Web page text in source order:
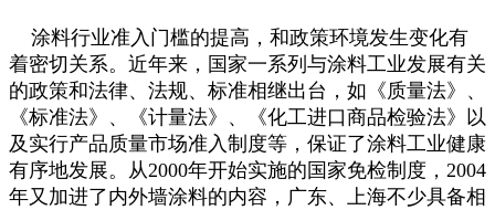
涂料行业准入门槛的提高，和政策环境发生变化有
着密切关系。近年来，国家一系列与涂料工业发展有关
的政策和法律、法规、标准相继出台，如《质量法》、
《标准法》、《计量法》、《化工进口商品检验法》以
及实行产品质量市场准入制度等，保证了涂料工业健康
有序地发展。从2000年开始实施的国家免检制度，2004
年又加进了内外墙涂料的内容，广东、上海不少具备相